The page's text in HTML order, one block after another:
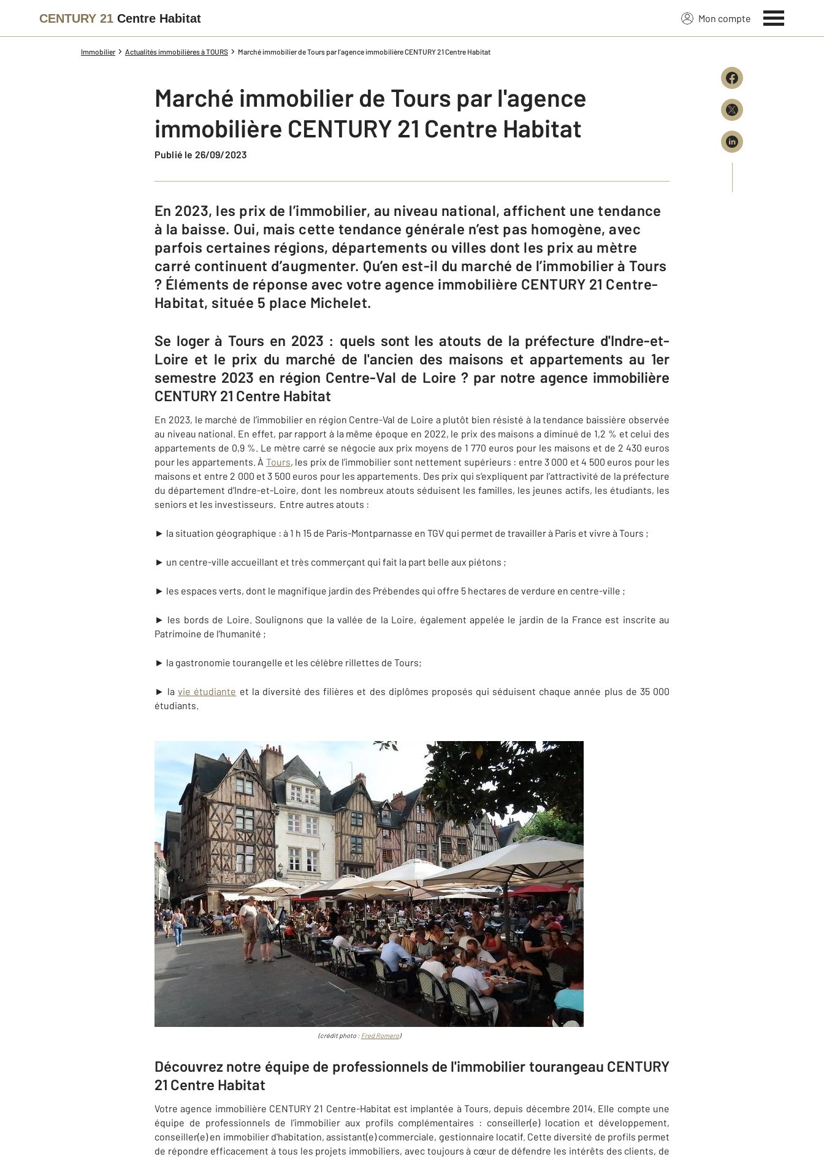
CENTURY 21 Centre Habitat Mon compte
Immobilier Actualités immobilières à TOURS Marché immobilier de ​T​ours par l'agence immobilière CENTURY 21 ​Centre Habitat
Marché immobilier de ​T​ours par l'agence
immobilière CENTURY 21 ​Centre Habitat
Publié le 26/09/2023
En 2023, les prix de l’immobilier, au niveau national, affichent une tendance
à la baisse. Oui, mais cette tendance générale n’est pas homogène, avec
parfois certaines régions, départements ou villes dont les prix au mètre
carré continuent d’augmenter. Qu’en est-il du marché de l’immobilier à Tours
? Éléments de réponse avec votre agence immobilière CENTURY 21 Centre-
Habitat, située 5 place Michelet.
Se loger à T​ours en 2023 : quels sont les atouts de la préfecture d'Indre-et-
Loire et le prix du marché de l'ancien des maisons et appartements au 1er
semestre 2023 en région ​Centre-Val de Loire ? par notre agence immobilière
CENTURY 21​ Centre Habitat
En 2023, le marché de l’immobilier en région Centre-Val de Loire a plutôt bien résisté à la tendance baissière observée
au niveau national. En effet, par rapport à la même époque en 2022, le prix des maisons a diminué de 1,2 % et celui des
appartements de 0,9 %. Le mètre carré se négocie aux prix moyens de 1 770 euros pour les maisons et de 2 430 euros
pour les appartements. À Tours, les prix de l’immobilier sont nettement supérieurs : entre 3 000 et 4 500 euros pour les
maisons et entre 2 000 et 3 500 euros pour les appartements. Des prix qui s’expliquent par l’attractivité de la préfecture
du département d’Indre-et-Loire, dont les nombreux atouts séduisent les familles, les jeunes actifs, les étudiants, les
seniors et les investisseurs. Entre autres atouts :
► la situation géographique : à 1 h 15 de Paris-Montparnasse en TGV qui permet de travailler à Paris et vivre à Tours ;
► un centre-ville accueillant et très commerçant qui fait la part belle aux piétons ;
► les espaces verts, dont le magnifique jardin des Prébendes qui offre 5 hectares de verdure en centre-ville ;
► les bords de Loire. Soulignons que la vallée de la Loire, également appelée le jardin de la France est inscrite au
Patrimoine de l’humanité ;
► la gastronomie tourangelle et les célèbre rillettes de Tours;
► lavie étudiante et la diversité des filières et des diplômes proposés qui séduisent chaque année plus de 35 000
étudiants.
(crédit photo : Fred Romero)
Découvrez notre équipe de professionnels de l'immobilier tourangeau CENTURY
21 Centre Habitat
Votre agence immobilière CENTURY 21 Centre-Habitat est implantée à Tours, depuis décembre 2014. Elle compte une
équipe de professionnels de l’immobilier aux profils complémentaires : conseiller(e) location et développement,
conseiller(e) en immobilier d'habitation, assistant(e) commerciale, gestionnaire locatif. Cette diversité de profils permet
de répondre efficacement à tous les projets immobiliers, avec toujours à cœur de défendre les intérêts des clients, de